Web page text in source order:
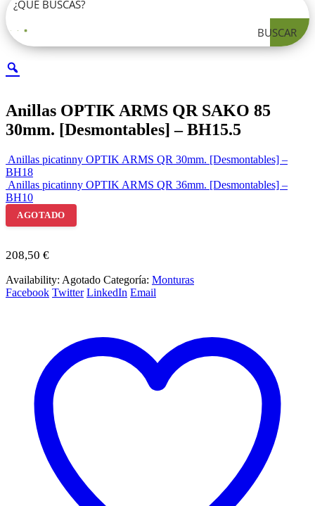
BUSCAR
Anillas OPTIK ARMS QR SAKO 85
30mm. [Desmontables] – BH15.5
Anillas picatinny OPTIK ARMS QR 30mm. [Desmontables] –
BH18
Anillas picatinny OPTIK ARMS QR 36mm. [Desmontables] –
BH10
AGOTADO
208,50 €
Availability: Agotado Categoría: Monturas
Facebook Twitter LinkedIn Email